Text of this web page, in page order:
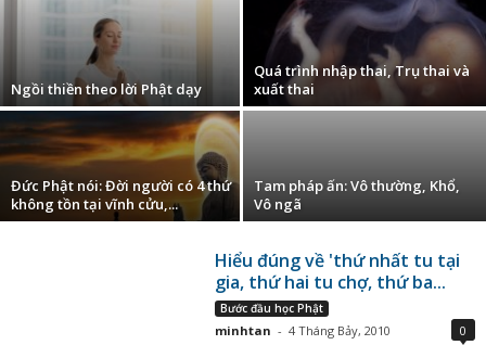
Ngồi thiền theo lời Phật dạy
Quá trình nhập thai, Trụ thai và
xuất thai
Đức Phật nói: Đời người có 4 thứ
không tồn tại vĩnh cửu,...
Tam pháp ấn: Vô thường, Khổ,
Vô ngã
Hiểu đúng về 'thứ nhất tu tại
gia, thứ hai tu chợ, thứ ba...
Bước đầu học Phật
minhtan - 4 Tháng Bảy, 2010 0